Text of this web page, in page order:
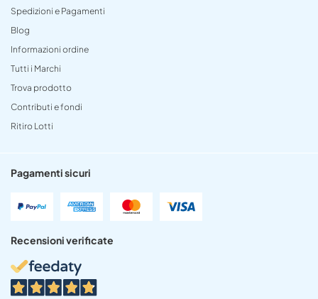
Spedizioni e Pagamenti
Blog
Informazioni ordine
Tutti i Marchi
Trova prodotto
Contributi e fondi
Ritiro Lotti
Pagamenti sicuri
Recensioni verificate